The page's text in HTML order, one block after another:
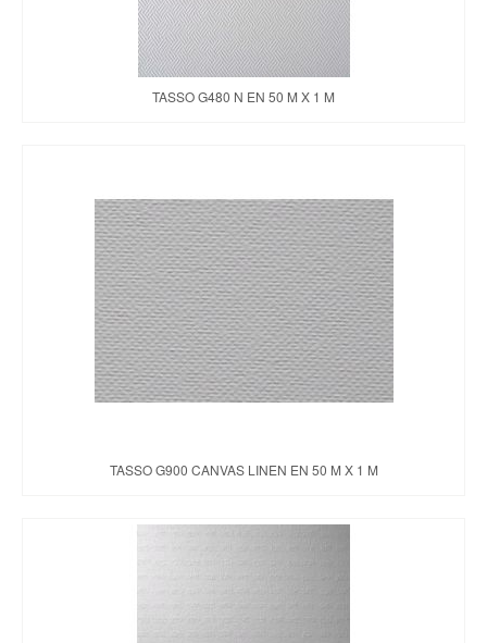
TASSO G480 N EN 50 M X 1 M
TASSO G900 CANVAS LINEN EN 50 M X 1 M